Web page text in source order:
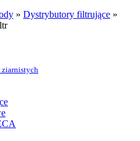
» Dystrybutory filtrujące »